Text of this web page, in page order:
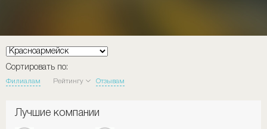
Сортировать по:
Филиалам Рейтингу Отзывам
Лучшие компании